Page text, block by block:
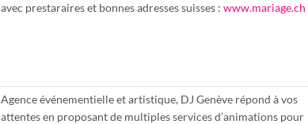
avec prestaraires et bonnes adresses suisses : www.mariage.ch
Agence événementielle et artistique, DJ Genève répond à vos
attentes en proposant de multiples services d’animations pour